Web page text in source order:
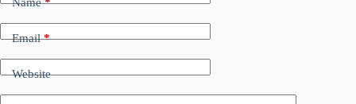
Email*
Website